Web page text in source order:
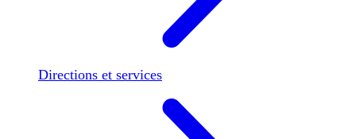
Directions et services